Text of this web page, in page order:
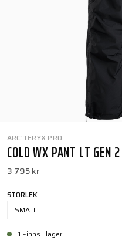
ARC'TERYX PRO
COLD WX PANT LT GEN
3 795 kr
STORLEK
SMALL
1 Finns i lager